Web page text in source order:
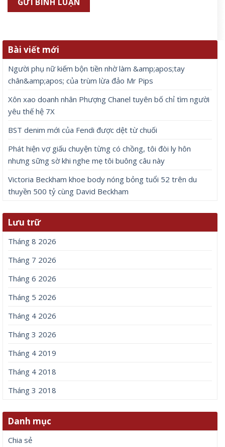
Bài viết mới
Người phụ nữ kiếm bộn tiền nhờ làm &amp;apos;tay
chân&amp;apos; của trùm lừa đảo Mr Pips
Xôn xao doanh nhân Phượng Chanel tuyên bố chỉ tìm người
yêu thế hệ 7X
BST denim mới của Fendi được dệt từ chuối
Phát hiện vợ giấu chuyện từng có chồng, tôi đòi ly hôn
nhưng sững sờ khi nghe mẹ tôi buông câu này
Victoria Beckham khoe body nóng bỏng tuổi 52 trên du
thuyền 500 tỷ cùng David Beckham
Lưu trữ
Tháng 8 2026
Tháng 7 2026
Tháng 6 2026
Tháng 5 2026
Tháng 4 2026
Tháng 3 2026
Tháng 4 2019
Tháng 4 2018
Tháng 3 2018
Danh mục
Chia sẻ